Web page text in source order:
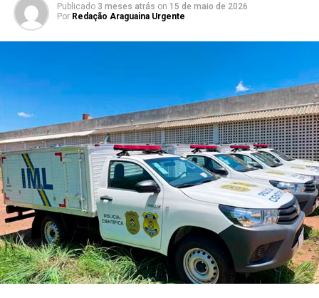
Publicado 3 meses atrás on 15 de maio de 2026
Por Redação Araguaina Urgente